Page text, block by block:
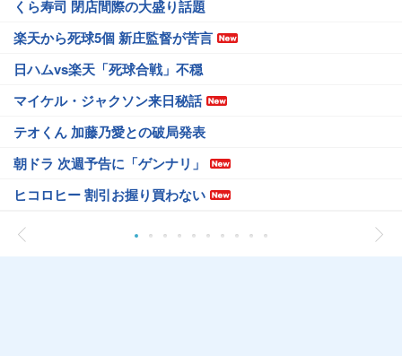
くら寿司 閉店間際の大盛り話題
楽天から死球5個 新庄監督が苦言
日ハムvs楽天「死球合戦」不穏
マイケル・ジャクソン来日秘話
テオくん 加藤乃愛との破局発表
朝ドラ 次週予告に「ゲンナリ」
ヒコロヒー 割引お握り買わない